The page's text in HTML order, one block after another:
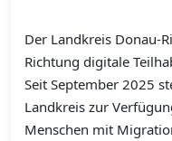
Der Landkreis Donau-
Richtung digitale
Seit September 2025
Landkreis zur
Menschen mit